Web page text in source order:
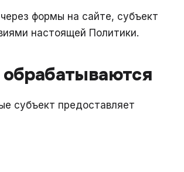
формы на сайте, субъект
настоящей Политики.
субъект предоставляет